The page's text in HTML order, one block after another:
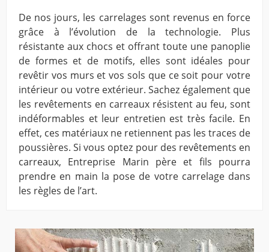
De nos jours, les carrelages sont revenus en force
grâce à l’évolution de la technologie. Plus
résistante aux chocs et offrant toute une panoplie
de formes et de motifs, elles sont idéales pour
revêtir vos murs et vos sols que ce soit pour votre
intérieur ou votre extérieur. Sachez également que
les revêtements en carreaux résistent au feu, sont
indéformables et leur entretien est très facile. En
effet, ces matériaux ne retiennent pas les traces de
poussières. Si vous optez pour des revêtements en
carreaux, Entreprise Marin père et fils pourra
prendre en main la pose de votre carrelage dans
les règles de l’art.